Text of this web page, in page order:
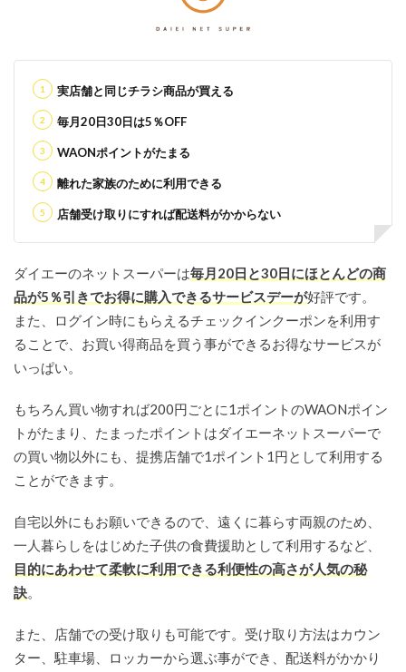
実店舗と同じチラシ商品が買える
毎月20日30日は5％OFF
WAONポイントがたまる
離れた家族のために利用できる
店舗受け取りにすれば配送料がかからない
ダイエーのネットスーパーは毎月20日と30日にほとんどの商
品が5％引きでお得に購入できるサービスデーが好評です。
また、ログイン時にもらえるチェックインクーポンを利用す
ることで、お買い得商品を買う事ができるお得なサービスが
いっぱい。
もちろん買い物すれば200円ごとに1ポイントのWAONポイン
トがたまり、たまったポイントはダイエーネットスーパーで
の買い物以外にも、提携店舗で1ポイント1円として利用する
ことができます。
自宅以外にもお願いできるので、遠くに暮らす両親のため、
一人暮らしをはじめた子供の食費援助として利用するなど、
目的にあわせて柔軟に利用できる利便性の高さが人気の秘
訣。
また、店舗での受け取りも可能です。受け取り方法はカウン
ター、駐車場、ロッカーから選ぶ事ができ、配送料がかかり